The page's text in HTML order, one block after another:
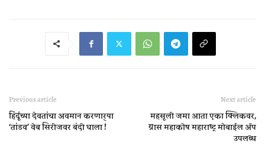
Previous article
हिंदूंच्या देवतांचा अवमान करणार्‍या
‘तांडव’ वेब सिरीजवर बंदी घाला !
Next article
महसूली जमा आता एका क्लिकवर,
ग्रास महाकोष महाराष्ट्र मोबाईल ॲप
उपलब्ध